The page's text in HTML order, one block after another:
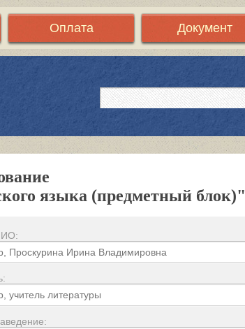
Оплата Документ
языка (предметный блок)"